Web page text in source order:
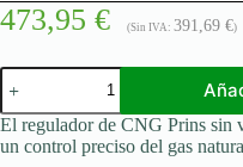
473,95 € (Sin IVA: 391,69 €)
Prins
CNG
regulador
de
CNG
El regulador de CNG Prins sin
un control preciso del gas